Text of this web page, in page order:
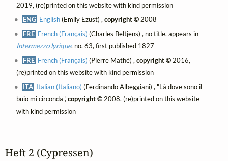
2019, (re)printed on this website with kind permission
ENG English(Emily Ezust) ,copyright © 2008
FRE French (Français) (Charles Beltjens) , no title, appears in
Intermezzo lyrique, no. 63, first published 1827
FRE French (Français) (Pierre Mathé) ,copyright © 2016,
(re)printed on this website with kind permission
ITA Italian (Italiano) (Ferdinando Albeggiani) , "Là dove sono il
buio mi circonda", copyright ©2008, (re)printed on this website
with kind permission
Heft 2 (Cypressen)